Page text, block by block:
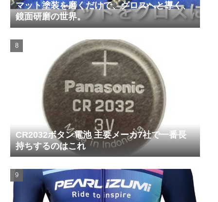
マット塗装を磨くだけで、グロスへと導く、
鏡面研磨の世界。
CR2032ボタン電池 主要メーカ7社で一番長
持ちするのはこれ